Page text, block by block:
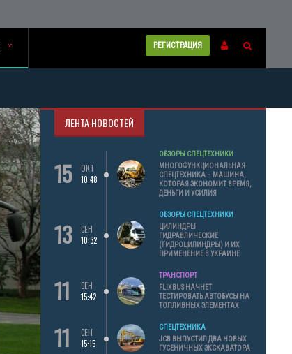
РЕГИСТРАЦИЯ
ЛЕНТА НОВОСТЕЙ
15
ОКТ
10:48
ОБЗОРЫ СПЕЦТЕХНИКИ
МНОГОФУНКЦИОНАЛЬНАЯ
СПЕЦТЕХНИКА – МАШИНА,
КОТОРАЯ ЭКОНОМИТ ВРЕМЯ,
ДЕНЬГИ И УСИЛИЯ
13
СЕН
10:32
ОБЗОРЫ СПЕЦТЕХНИКИ
ЦИЛИНДРЫ
ГИДРАВЛИЧЕСКИЕ
(ГИДРОЦИЛИНДРЫ) И ИХ
ПРИМЕНЕНИЕ В УКРАИНЕ
11
СЕН
15:42
ТРАНСПОРТ
FLIXBUS НАЧНЕТ
ТЕСТИРОВАТЬ АВТОБУСЫ НА
ТОПЛИВНЫХ ЭЛЕМЕНТАХ
11
СЕН
15:15
СПЕЦТЕХНИКА
JCB ВЫПУСТИЛ ДВА НОВЫХ
ГУСЕНИЧНЫХ ЭКСКАВАТОРА